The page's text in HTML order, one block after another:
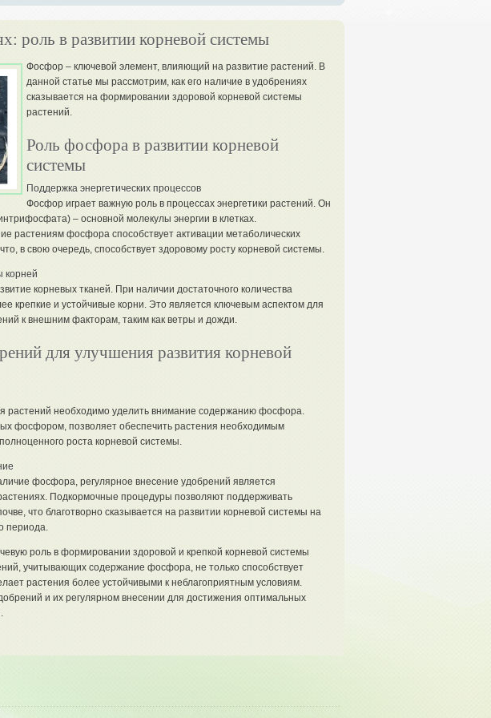
роль в развитии корневой системы
Фосфор – ключевой элемент, влияющий на развитие растений. В
данной статье мы рассмотрим, как его наличие в удобрениях
сказывается на формировании здоровой корневой системы
растений.
Роль фосфора в развитии корневой
системы
Поддержка энергетических процессов
Фосфор играет важную роль в процессах энергетики растений. Он
– основной молекулы энергии в клетках.
растениям фосфора способствует активации метаболических
в свою очередь, способствует здоровому росту корневой системы.
корней
корневых тканей. При наличии достаточного количества
крепкие и устойчивые корни. Это является ключевым аспектом для
к внешним факторам, таким как ветры и дожди.
для улучшения развития корневой
растений необходимо уделить внимание содержанию фосфора.
фосфором, позволяет обеспечить растения необходимым
роста корневой системы.
фосфора, регулярное внесение удобрений является
Подкормочные процедуры позволяют поддерживать
что благотворно сказывается на развитии корневой системы на
периода.
роль в формировании здоровой и крепкой корневой системы
учитывающих содержание фосфора, не только способствует
растения более устойчивыми к неблагоприятным условиям.
и их регулярном внесении для достижения оптимальных